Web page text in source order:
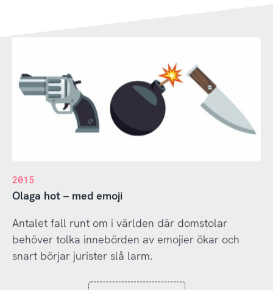
2015
Olaga hot – med emoji
Antalet fall runt om i världen där domstolar
behöver tolka innebörden av emojier ökar och
snart börjar jurister slå larm.